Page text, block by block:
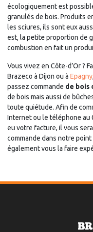
écologiquement est
granulés de bois. Produits
les sciures, ils sont eux
est, la petite proportion de
combustion en fait un
Vous vivez en Côte-d’Or ?
Brazeco à Dijon ou à Epagny,
passez commande de bois
de bois mais aussi de
toute quiétude. Afin de
Internet ou le téléphone au
eu votre facture, il vous
commande dans notre
également vous la faire